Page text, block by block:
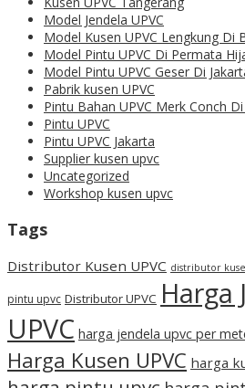
Model Jendela UPVC
Model Kusen UPVC Lengkung Di
Model Pintu UPVC Di Permata
Model Pintu UPVC Geser Di
Pabrik kusen UPVC
Pintu Bahan UPVC Merk Conch
Pintu UPVC
Pintu UPVC Jakarta
Supplier kusen upvc
Uncategorized
Workshop kusen upvc
Tags
Distributor Kusen UPVC distributor
pintu upvc Distributor UPVC Harga
UPVC harga jendela upvc per
Harga Kusen UPVC harga